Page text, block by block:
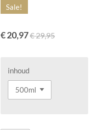
Sale!
€ 20,97€ 29,95
inhoud